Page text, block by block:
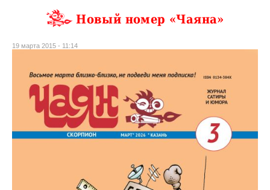
Новый номер «Чаяна»
19 марта 2015 - 11:14